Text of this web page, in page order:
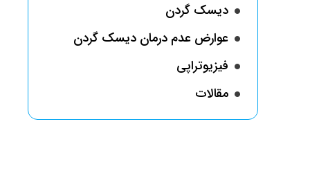
دیسک گردن
عوارض عدم درمان دیسک گردن
فیزیوتراپی
مقالات